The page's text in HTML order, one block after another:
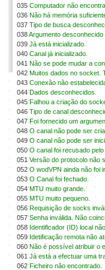
035 Computador não
036 Não há memória
037 Tipo de busca
038Argumento
039 Já está inicializado.
040 Canal já inicializado.
041 Não se pode mudar a
042 Muitos dados no socket.
043Conexão não
044Dados desconhecidos.
045Falhou a criação do
046Tipo de canal
047Foi fornecido um
048O canal não pode ser
049O canal não pode ser
050O canal foi recusado
051Versão do protocolo não
052O wodVPN ainda não foi
053O Canal foi fechado.
054MTU muito grande.
055MTU muito pequeno.
056Requisição de socks
057Senha inválida. Não
058Identificador (ID) local
059Idetificação remota não
060Não é possível atribuir o
061Já está a efectuar uma
062Ficheiro não encontrado.